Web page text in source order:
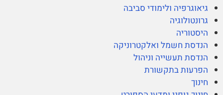
גיאוגרפיה ולימודי סביבה
גרונטולוגיה
היסטוריה
הנדסת חשמל ואלקטרוניקה
הנדסת תעשייה וניהול
הפרעות בתקשורת
חינוך